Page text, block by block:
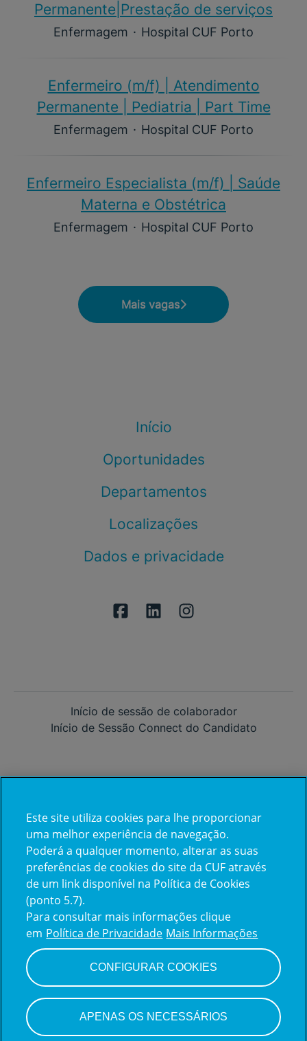
Permanente|Prestação de serviços
Enfermagem · Hospital CUF Porto
Enfermeiro (m/f)​ | Atendimento
Permanente | Pediatria | Part Time
Enfermagem · Hospital CUF Porto
Enfermeiro Especialista (m/f)​ | Saúde
Materna e Obstétrica
Enfermagem · Hospital CUF Porto
Mais vagas
Início
Oportunidades
Departamentos
Localizações
Dados e privacidade
Início de sessão de colaborador
Início de Sessão Connect do Candidato
Já trabalha na CUF?
Vamos encontrar juntos o seu
próximo colega de equipe.
Iniciar sessão
Este site utiliza cookies para lhe proporcionar
uma melhor experiência de navegação.
Poderá a qualquer momento, alterar as suas
preferências de cookies do site da CUF através
de um link disponível na Política de Cookies
(ponto 5.7).
Para consultar mais informações clique
em Política de Privacidade Mais Informações
CONFIGURAR COOKIES
APENAS OS NECESSÁRIOS